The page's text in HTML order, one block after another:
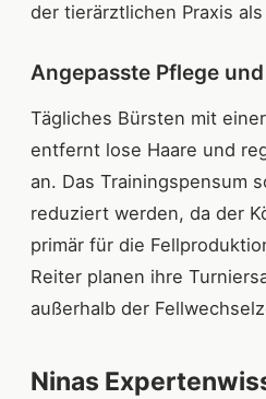
der tierärztlichen Praxis
Angepasste Pflege
Tägliches Bürsten mit
entfernt lose Haare und
an. Das Trainingspensum
reduziert werden, da der
primär für die
Reiter planen ihre
außerhalb der
Ninas